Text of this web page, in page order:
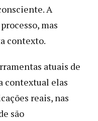
A
mas
contexto.
atuais de
contextual elas
reais, nas
são